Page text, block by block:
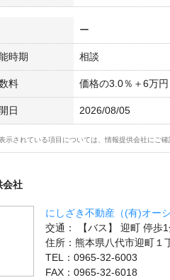
ー
時期 相談
料 価格の3.0％＋6万円
日 2026/08/05
示されている項目については、情報提供会社にご確
会社
にしざき不動産（(有)オー
交通： 【バス】 迎町 停歩
住所：熊本県八代市迎町１
TEL：0965-32-6003
FAX：0965-32-6018